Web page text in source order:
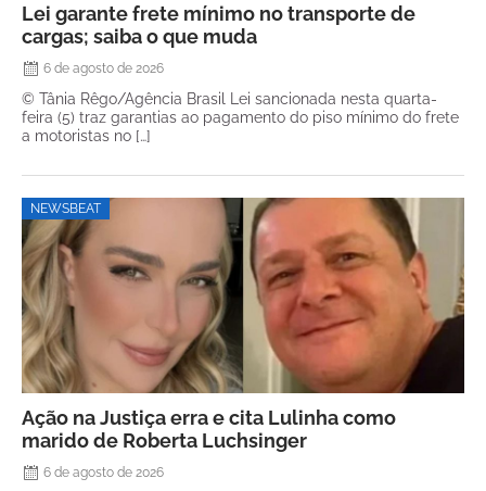
Lei garante frete mínimo no transporte de
cargas; saiba o que muda
6 de agosto de 2026
© Tânia Rêgo/Agência Brasil Lei sancionada nesta quarta-
feira (5) traz garantias ao pagamento do piso mínimo do frete
a motoristas no […]
NEWSBEAT
Ação na Justiça erra e cita Lulinha como
marido de Roberta Luchsinger
6 de agosto de 2026